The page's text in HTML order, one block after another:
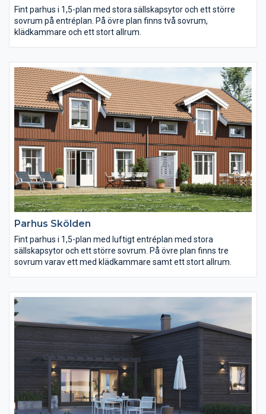
Fint parhus i 1,5-plan med stora sällskapsytor och ett större
sovrum på entréplan. På övre plan finns två sovrum,
klädkammare och ett stort allrum.
Parhus Skölden
Fint parhus i 1,5-plan med luftigt entréplan med stora
sällskapsytor och ett större sovrum. På övre plan finns tre
sovrum varav ett med klädkammare samt ett stort allrum.